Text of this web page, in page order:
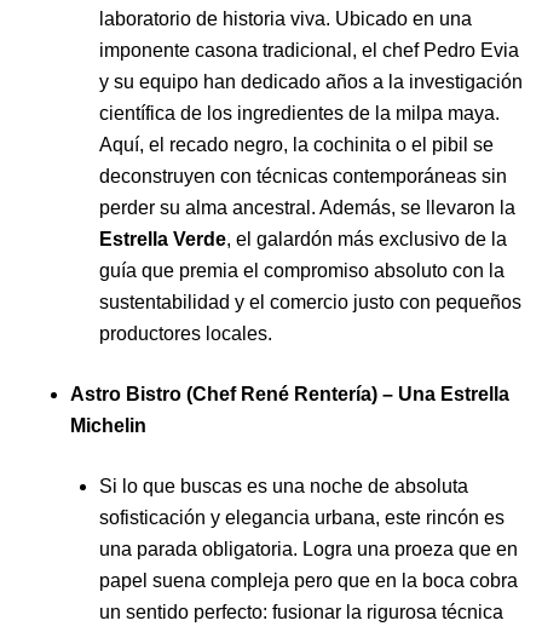
laboratorio de historia viva. Ubicado en una
imponente casona tradicional, el chef Pedro Evia
y su equipo han dedicado años a la investigación
científica de los ingredientes de la milpa maya.
Aquí, el recado negro, la cochinita o el pibil se
deconstruyen con técnicas contemporáneas sin
perder su alma ancestral. Además, se llevaron la
Estrella Verde, el galardón más exclusivo de la
guía que premia el compromiso absoluto con la
sustentabilidad y el comercio justo con pequeños
productores locales.
Astro Bistro (Chef René Rentería) – Una Estrella
Michelin
Si lo que buscas es una noche de absoluta
sofisticación y elegancia urbana, este rincón es
una parada obligatoria. Logra una proeza que en
papel suena compleja pero que en la boca cobra
un sentido perfecto: fusionar la rigurosa técnica